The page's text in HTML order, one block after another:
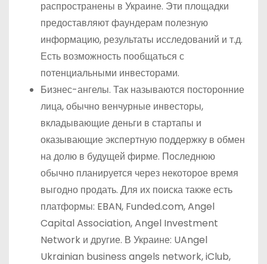
распространены в Украине. Эти площадки
предоставляют фаундерам полезную
информацию, результаты исследований и т.д.
Есть возможность пообщаться с
потенциальными инвесторами.
Бизнес-ангелы. Так называются посторонние
лица, обычно венчурные инвесторы,
вкладывающие деньги в стартапы и
оказывающие экспертную поддержку в обмен
на долю в будущей фирме. Последнюю
обычно планируется через некоторое время
выгодно продать. Для их поиска также есть
платформы: EBAN, Funded.com, Angel
Capital Association, Angel Investment
Network и другие. В Украине: UAngel
Ukrainian business angels network, iClub,